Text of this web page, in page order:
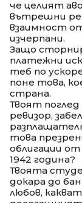
че целият
вътрешни
взаимност
изчерпани.
Защо
платежни
теб по
поне това,
страна.
Твоят
ревизор,
това
облигации
1942 година?
Твоята
докара до
любов,